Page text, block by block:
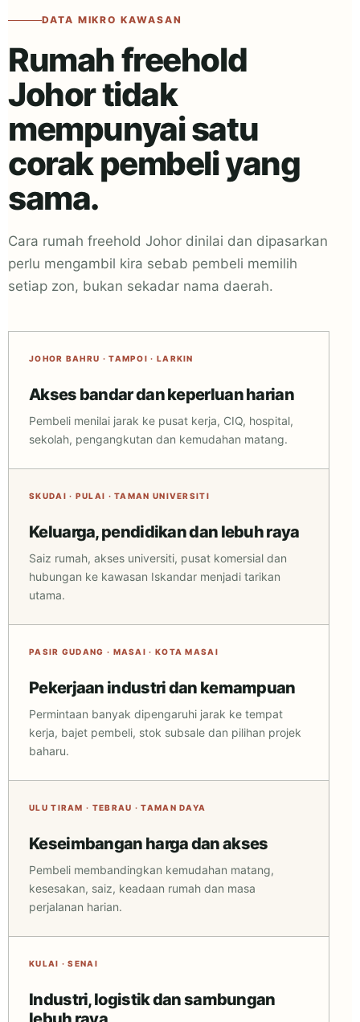
DATA MIKRO KAWASAN
Rumah freehold
Johor tidak
mempunyai satu
corak pembeli yang
sama.
Cara rumah freehold Johor dinilai dan dipasarkan
perlu mengambil kira sebab pembeli memilih
setiap zon, bukan sekadar nama daerah.
JOHOR BAHRU · TAMPOI · LARKIN
Akses bandar dan keperluan harian
Pembeli menilai jarak ke pusat kerja, CIQ, hospital,
sekolah, pengangkutan dan kemudahan matang.
SKUDAI · PULAI · TAMAN UNIVERSITI
Keluarga, pendidikan dan lebuh raya
Saiz rumah, akses universiti, pusat komersial dan
hubungan ke kawasan Iskandar menjadi tarikan
utama.
PASIR GUDANG · MASAI · KOTA MASAI
Pekerjaan industri dan kemampuan
Permintaan banyak dipengaruhi jarak ke tempat
kerja, bajet pembeli, stok subsale dan pilihan projek
baharu.
ULU TIRAM · TEBRAU · TAMAN DAYA
Keseimbangan harga dan akses
Pembeli membandingkan kemudahan matang,
kesesakan, saiz, keadaan rumah dan masa
perjalanan harian.
KULAI · SENAI
Industri, logistik dan sambungan